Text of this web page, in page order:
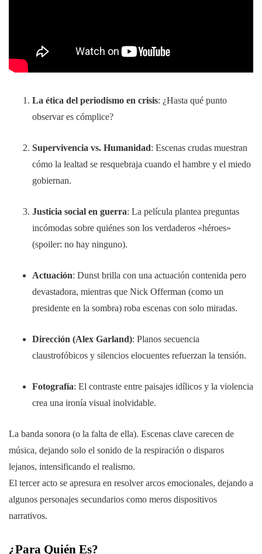
La ética del periodismo en crisis: ¿Hasta qué punto
observar es cómplice?
Supervivencia vs. Humanidad: Escenas crudas muestran
cómo la lealtad se resquebraja cuando el hambre y el miedo
gobiernan.
Justicia social en guerra: La película plantea preguntas
incómodas sobre quiénes son los verdaderos «héroes»
(spoiler: no hay ninguno).
Actuación: Dunst brilla con una actuación contenida pero
devastadora, mientras que Nick Offerman (como un
presidente en la sombra) roba escenas con solo miradas.
Dirección (Alex Garland): Planos secuencia
claustrofóbicos y silencios elocuentes refuerzan la tensión.
Fotografía: El contraste entre paisajes idílicos y la violencia
crea una ironía visual inolvidable.
La banda sonora (o la falta de ella). Escenas clave carecen de
música, dejando solo el sonido de la respiración o disparos
lejanos, intensificando el realismo.
El tercer acto se apresura en resolver arcos emocionales, dejando a
algunos personajes secundarios como meros dispositivos
narrativos.
¿Para Quién Es?